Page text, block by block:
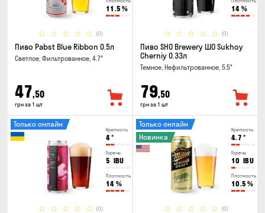
11.5 %
(0)
Пиво Pabst Blue Ribbon 0.5л
Светлое, Фильтрованное, 4.7°
47,50
грн за 1 шт
14 %
(0)
Пиво SHO Brewery ШО Sukhoy
Cherniy 0.33л
Темное, Нефильтрованное, 5.5°
79,50
грн за 1 шт
Крепость
4°
Горечь
5 IBU
Плотность
14 %
(0)
Только онлайн
Крепость
4.7 °
Горечь
10 IBU
Плотность
10.5 %
(0)
Только онлайн
Новинка